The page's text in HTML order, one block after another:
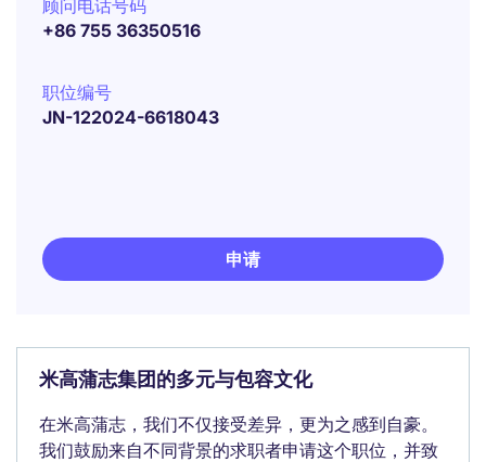
顾问电话号码
+86 755 36350516
职位编号
JN-122024-6618043
申请
米高蒲志集团的多元与包容文化
在米高蒲志，我们不仅接受差异，更为之感到自豪。
我们鼓励来自不同背景的求职者申请这个职位，并致